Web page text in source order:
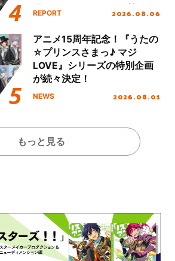
動を経てファイナルを迎える
REPORT 2026.08.06
アニメ15周年記念！『うたの
☆プリンスさまっ♪ マジ
LOVE』シリーズの特別企画
が続々決定！
NEWS 2026.08.01
もっと見る